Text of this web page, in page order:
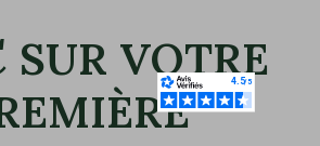
SUR VOTRE